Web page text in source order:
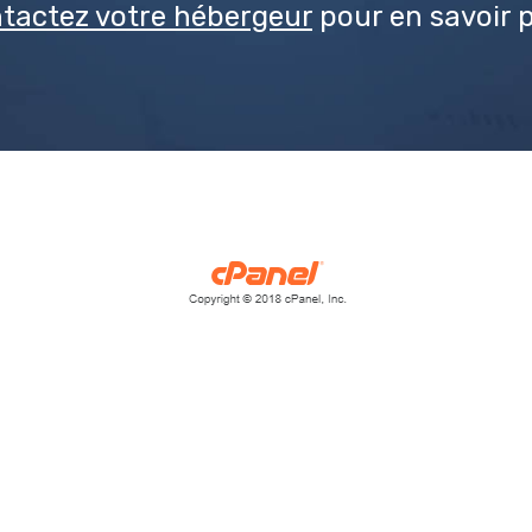
votre hébergeur pour en savoir